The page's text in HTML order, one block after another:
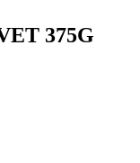
375G